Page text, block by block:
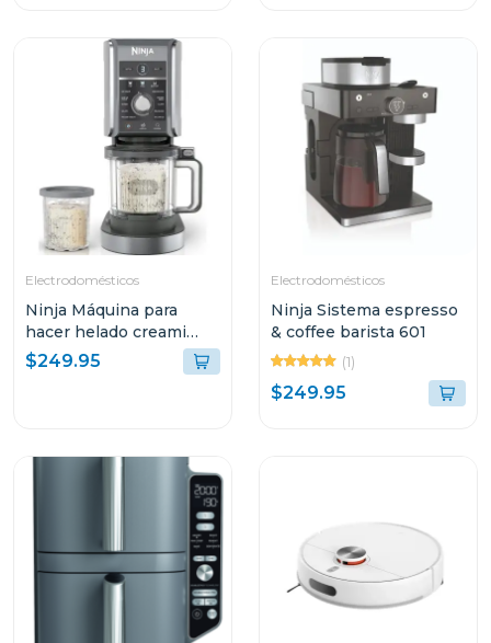
Electrodomésticos
Ninja Máquina para
hacer helado creami
deluxe 11 en 1
$249.95
Electrodomésticos
Ninja Sistema espresso
& coffee barista 601
(1)
$249.95